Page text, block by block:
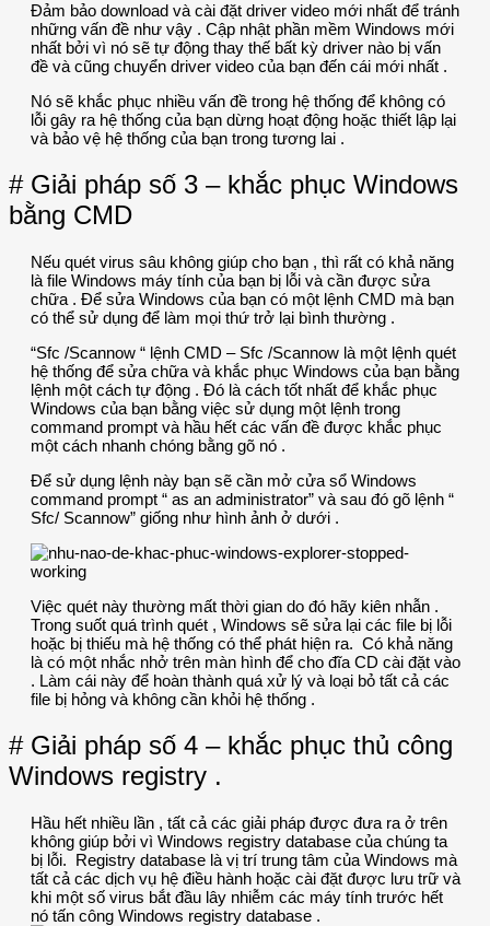
Đảm bảo download và cài đặt driver video mới nhất để tránh
những vấn đề như vậy . Cập nhật phần mềm Windows mới
nhất bởi vì nó sẽ tự động thay thế bất kỳ driver nào bị vấn
đề và cũng chuyển driver video của bạn đến cái mới nhất .
Nó sẽ khắc phục nhiều vấn đề trong hệ thống để không có
lỗi gây ra hệ thống của bạn dừng hoạt động hoặc thiết lập lại
và bảo vệ hệ thống của bạn trong tương lai .
# Giải pháp số 3 – khắc phục Windows
bằng CMD
Nếu quét virus sâu không giúp cho bạn , thì rất có khả năng
là file Windows máy tính của bạn bị lỗi và cần được sửa
chữa . Để sửa Windows của bạn có một lệnh CMD mà bạn
có thể sử dụng để làm mọi thứ trở lại bình thường .
“Sfc /Scannow “ lệnh CMD – Sfc /Scannow là một lệnh quét
hệ thống để sửa chữa và khắc phục Windows của bạn bằng
lệnh một cách tự động . Đó là cách tốt nhất để khắc phục
Windows của bạn bằng việc sử dụng một lệnh trong
command prompt và hầu hết các vấn đề được khắc phục
một cách nhanh chóng bằng gõ nó .
Để sử dụng lệnh này bạn sẽ cần mở cửa sổ Windows
command prompt “ as an administrator” và sau đó gõ lệnh “
Sfc/ Scannow” giống như hình ảnh ở dưới .
Việc quét này thường mất thời gian do đó hãy kiên nhẫn .
Trong suốt quá trình quét , Windows sẽ sửa lại các file bị lỗi
hoặc bị thiếu mà hệ thống có thể phát hiện ra. Có khả năng
là có một nhắc nhở trên màn hình để cho đĩa CD cài đặt vào
. Làm cái này để hoàn thành quá xử lý và loại bỏ tất cả các
file bị hỏng và không cần khỏi hệ thống .
# Giải pháp số 4 – khắc phục thủ công
Windows registry .
Hầu hết nhiều lần , tất cả các giải pháp được đưa ra ở trên
không giúp bởi vì Windows registry database của chúng ta
bị lỗi. Registry database là vị trí trung tâm của Windows mà
tất cả các dịch vụ hệ điều hành hoặc cài đặt được lưu trữ và
khi một số virus bắt đầu lây nhiễm các máy tính trước hết
nó tấn công Windows registry database .